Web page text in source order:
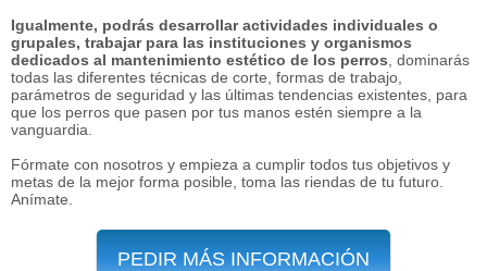
Igualmente, podrás desarrollar actividades individuales o
grupales, trabajar para las instituciones y organismos
dedicados al mantenimiento estético de los perros , dominarás
todas las diferentes técnicas de corte, formas de trabajo,
parámetros de seguridad y las últimas tendencias existentes, para
que los perros que pasen por tus manos estén siempre a la
vanguardia.
Fórmate con nosotros y empieza a cumplir todos tus objetivos y
metas de la mejor forma posible, toma las riendas de tu futuro.
Anímate.
PEDIR MÁS INFORMACIÓN